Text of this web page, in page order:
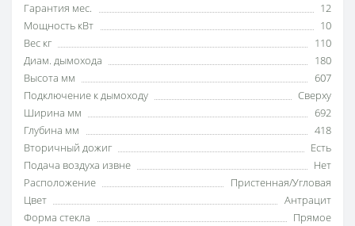
Гарантия мес.
12
Мощность кВт
10
Вес кг
110
Диам. дымохода
180
Высота мм
607
Подключение к дымоходу
Сверху
Ширина мм
692
Глубина мм
418
Вторичный дожиг
Есть
Подача воздуха извне
Нет
Расположение
Пристенная/Угловая
Цвет
Антрацит
Форма стекла
Прямое